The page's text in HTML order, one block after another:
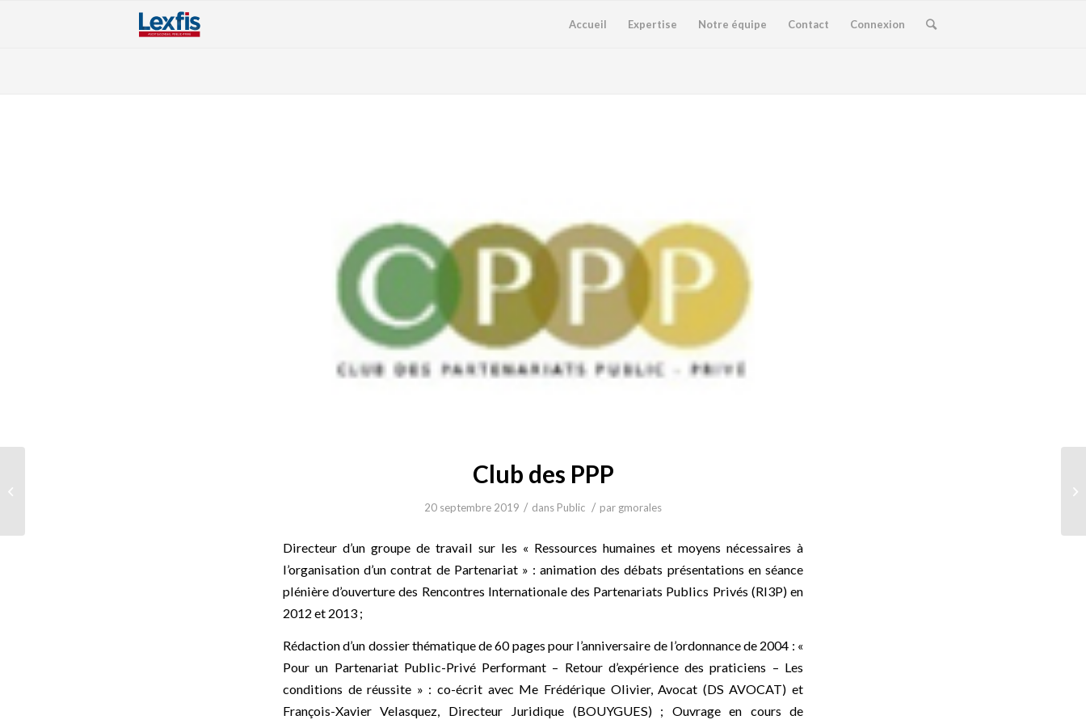
Accueil Expertise Notre équipe Contact Connexion
Club des PPP
20 septembre 2019 / dans Public / par gmorales
Directeur d’un groupe de travail sur les « Ressources humaines et moyens nécessaires à
l’organisation d’un contrat de Partenariat » : animation des débats présentations en séance
plénière d’ouverture des Rencontres Internationale des Partenariats Publics Privés (RI3P) en
2012 et 2013 ;
Rédaction d’un dossier thématique de 60 pages pour l’anniversaire de l’ordonnance de 2004 : «
Pour un Partenariat Public-Privé Performant – Retour d’expérience des praticiens – Les
conditions de réussite » : co-écrit avec Me Frédérique Olivier, Avocat (DS AVOCAT) et
François-Xavier Velasquez, Directeur Juridique (BOUYGUES) ; Ouvrage en cours de